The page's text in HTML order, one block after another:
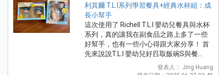
利其爾 T.L.I系列學習餐具+經典水杯組：成
長小幫手
這次使用了 Richell T.L.I 嬰幼兒餐具與水杯
系列，真的讓我在副食品之路上多了一些
好幫手，也有一些小心得跟大家分享！ 首
先來說說T.L.I 嬰幼兒好舀取飯碗S與餐...
發表人： Jing Huang